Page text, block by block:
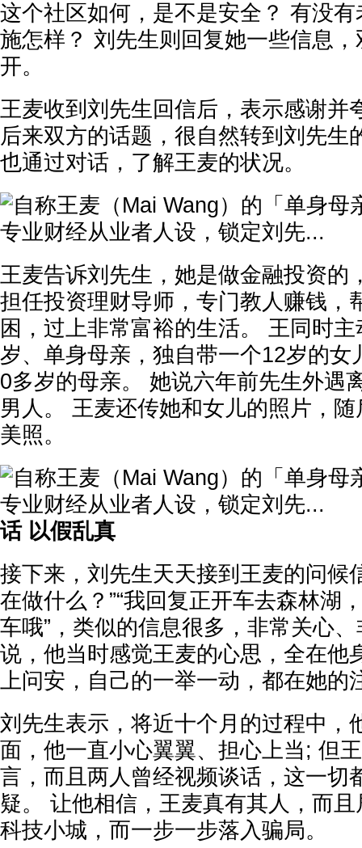
这个社区如何，是不是安全？ 有没
施怎样？ 刘先生则回复她一些信息
开。
王麦收到刘先生回信后，表示感谢并
后来双方的话题，很自然转到刘先生
也通过对话，了解王麦的状况。
王麦告诉刘先生，她是做金融投资的
担任投资理财导师，专门教人赚钱，
困，过上非常富裕的生活。 王同时
岁、单身母亲，独自带一个12岁的女
0多岁的母亲。 她说六年前先生外遇
男人。 王麦还传她和女儿的照片，
美照。
话 以假乱真
接下来，刘先生天天接到王麦的问候
在做什么？”“我回复正开车去森林湖
车哦”，类似的信息很多，非常关心
说，他当时感觉王麦的心思，全在他
上问安，自己的一举一动，都在她的
刘先生表示，将近十个月的过程中，
面，他一直小心翼翼、担心上当; 但
言，而且两人曾经视频谈话，这一切
疑。 让他相信，王麦真有其人，而
科技小城，而一步一步落入骗局。